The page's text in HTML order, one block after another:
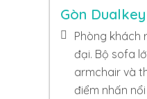
Gòn
Phòng khách
đại. Bộ sofa
armchair và
điểm nhấn